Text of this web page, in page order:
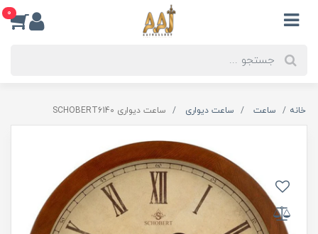
0
خانه ساعت ساعت دیواری ساعت دیواری SCHOBERT6140